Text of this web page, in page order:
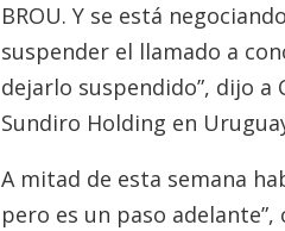
BROU. Y se está
suspender el llamado a
dejarlo suspendido”, dijo a
Sundiro Holding en
A mitad de esta semana
pero es un paso adelante”,